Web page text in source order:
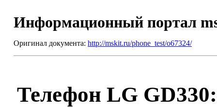
Информационный портал
Оригинал документа: http://mskit.ru/phone_test/o67324/
Телефон LG